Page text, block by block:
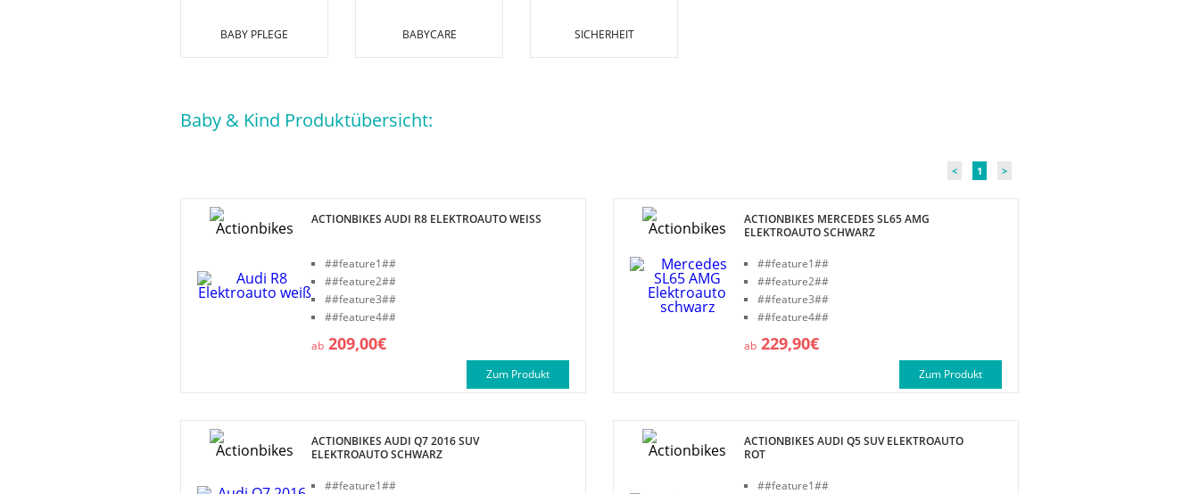
BABY PFLEGE BABYCARE SICHERHEIT
Baby & Kind Produktübersicht:
< 1 >
ACTIONBIKES AUDI R8 ELEKTROAUTO WEISS
##feature1##
##feature2##
##feature3##
##feature4##
ab 209,00€
Zum Produkt
ACTIONBIKES MERCEDES SL65 AMG
ELEKTROAUTO SCHWARZ
##feature1##
##feature2##
##feature3##
##feature4##
ab 229,90€
Zum Produkt
ACTIONBIKES AUDI Q7 2016 SUV
ELEKTROAUTO SCHWARZ
##feature1##
ACTIONBIKES AUDI Q5 SUV ELEKTROAUTO
ROT
##feature1##